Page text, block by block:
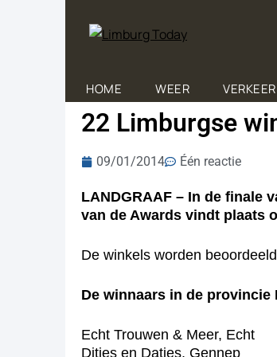
HOME WEER VERKEER
22 Limburgse
09/01/2014 Één reactie
LANDGRAAF – In de finale
van de Awards vindt plaats
De winkels worden
De winnaars in de provincie
Echt Trouwen & Meer, Echt
Ditjes en Datjes, Gennep